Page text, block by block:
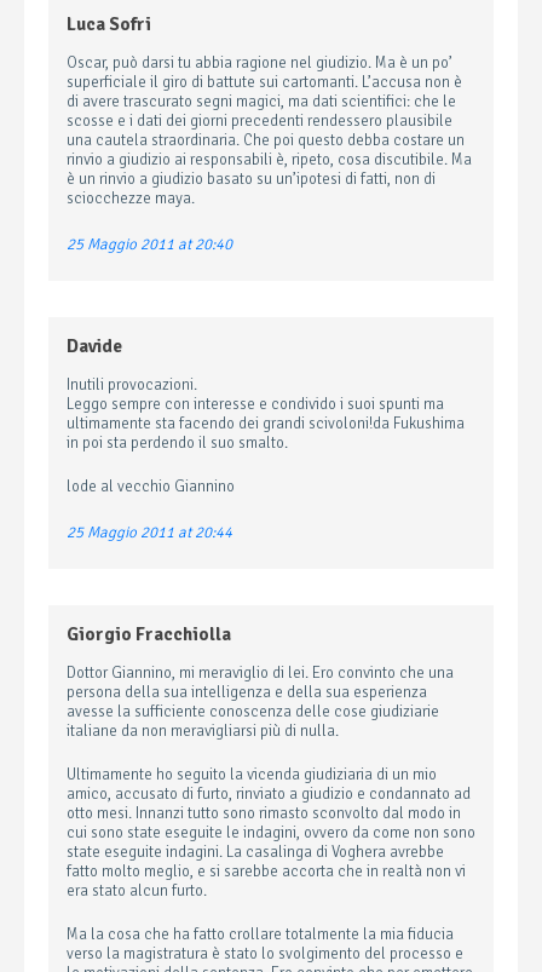
Luca Sofri
Oscar, può darsi tu abbia ragione nel giudizio. Ma è un po’
superficiale il giro di battute sui cartomanti. L’accusa non è
di avere trascurato segni magici, ma dati scientifici: che le
scosse e i dati dei giorni precedenti rendessero plausibile
una cautela straordinaria. Che poi questo debba costare un
rinvio a giudizio ai responsabili è, ripeto, cosa discutibile. Ma
è un rinvio a giudizio basato su un’ipotesi di fatti, non di
sciocchezze maya.
25 Maggio 2011 at 20:40
Davide
Inutili provocazioni.
Leggo sempre con interesse e condivido i suoi spunti ma
ultimamente sta facendo dei grandi scivoloni!da Fukushima
in poi sta perdendo il suo smalto.
lode al vecchio Giannino
25 Maggio 2011 at 20:44
Giorgio Fracchiolla
Dottor Giannino, mi meraviglio di lei. Ero convinto che una
persona della sua intelligenza e della sua esperienza
avesse la sufficiente conoscenza delle cose giudiziarie
italiane da non meravigliarsi più di nulla.
Ultimamente ho seguito la vicenda giudiziaria di un mio
amico, accusato di furto, rinviato a giudizio e condannato ad
otto mesi. Innanzi tutto sono rimasto sconvolto dal modo in
cui sono state eseguite le indagini, ovvero da come non sono
state eseguite indagini. La casalinga di Voghera avrebbe
fatto molto meglio, e si sarebbe accorta che in realtà non vi
era stato alcun furto.
Ma la cosa che ha fatto crollare totalmente la mia fiducia
verso la magistratura è stato lo svolgimento del processo e